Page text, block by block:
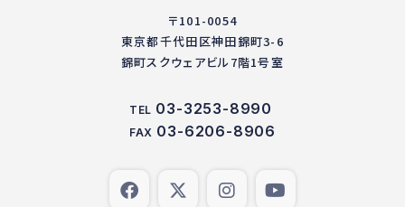
〒101-0054
東京都千代田区神田錦町3-6
錦町スクウェアビル7階1号室
TEL 03-3253-8990
FAX 03-6206-8906